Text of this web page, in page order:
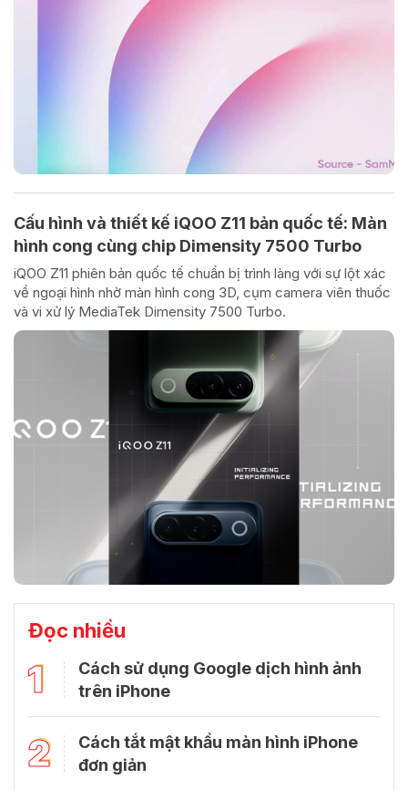
Cấu hình và thiết kế iQOO Z11 bản quốc tế: Màn
hình cong cùng chip Dimensity 7500 Turbo
iQOO Z11 phiên bản quốc tế chuẩn bị trình làng với sự lột xác
về ngoại hình nhờ màn hình cong 3D, cụm camera viên thuốc
và vi xử lý MediaTek Dimensity 7500 Turbo.
Đọc nhiều
1
Cách sử dụng Google dịch hình ảnh
trên iPhone
2
Cách tắt mật khẩu màn hình iPhone
đơn giản